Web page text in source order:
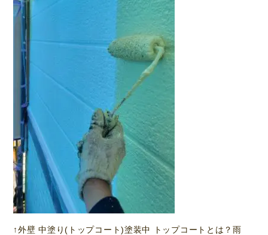
↑外壁 中塗り(トップコート)塗装中 トップコートとは？雨